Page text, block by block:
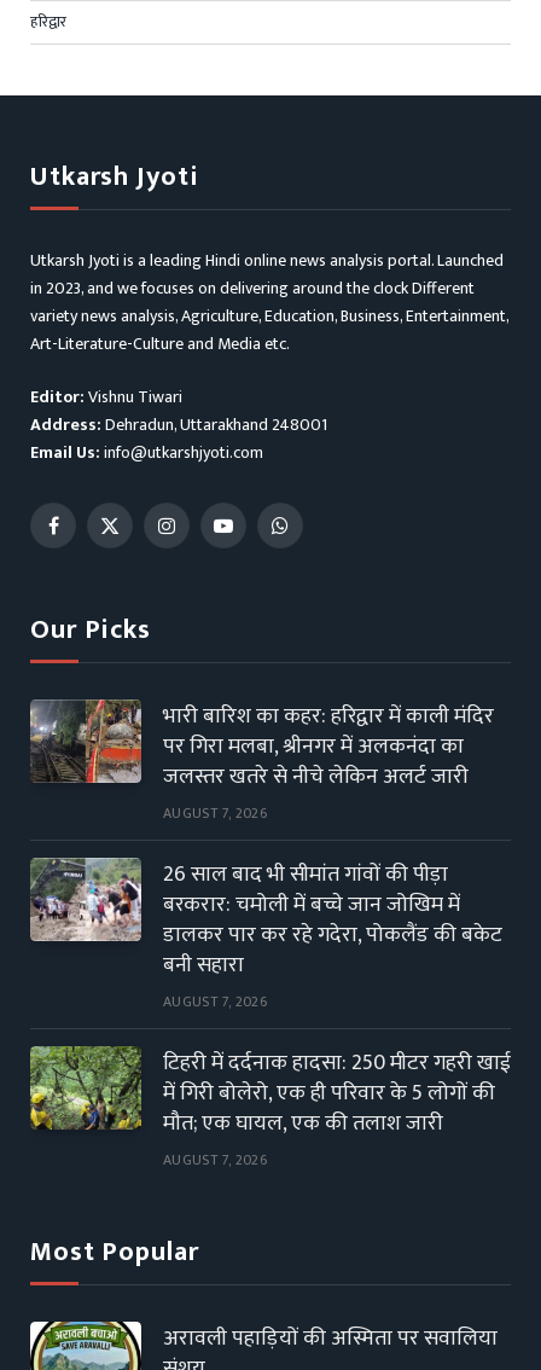
हरिद्वार
Utkarsh Jyoti
Utkarsh Jyoti is a leading Hindi online news analysis portal. Launched
in 2023, and we focuses on delivering around the clock Different
variety news analysis, Agriculture, Education, Business, Entertainment,
Art-Literature-Culture and Media etc.
Editor:Vishnu Tiwari
Address:Dehradun, Uttarakhand 248001
Email Us:info@utkarshjyoti.com
Facebook
X
InstagramYouTubeWhatsApp
Our Picks
भारी बारिश का कहर: हरिद्वार में काली मंदिर
पर गिरा मलबा, श्रीनगर में अलकनंदा का
जलस्तर खतरे से नीचे लेकिन अलर्ट जारी
AUGUST 7, 2026
26 साल बाद भी सीमांत गांवों की पीड़ा
बरकरार: चमोली में बच्चे जान जोखिम में
डालकर पार कर रहे गदेरा, पोकलैंड की बकेट
बनी सहारा
AUGUST 7, 2026
टिहरी में दर्दनाक हादसा: 250 मीटर गहरी खाई
में गिरी बोलेरो, एक ही परिवार के 5 लोगों की
मौत; एक घायल, एक की तलाश जारी
AUGUST 7, 2026
Most Popular
अरावली पहाड़ियों की अस्मिता पर सवालिया